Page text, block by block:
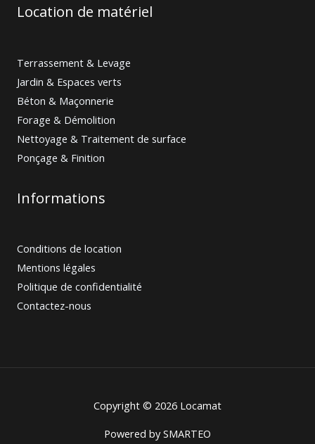
Location de matériel
Terrassement & Levage
Jardin & Espaces verts
Béton & Maçonnerie
Forage & Démolition
Nettoyage & Traitement de surface
Ponçage & Finition
Informations
Conditions de location
Mentions légales
Politique de confidentialité
Contactez-nous
Copyright © 2026 Locamat
Powered bySMARTEO